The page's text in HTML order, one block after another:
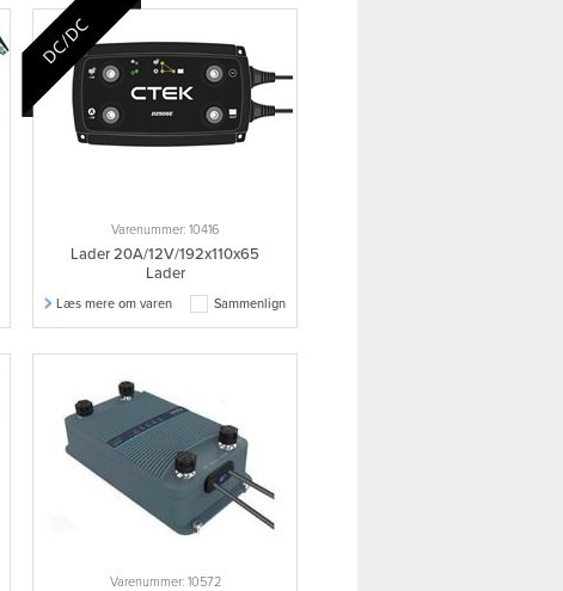
Varenummer: 10416
Lader 20A/12V/192x110x65
Lader
Sammenlign
Læs mere om varen
Varenummer: 10572